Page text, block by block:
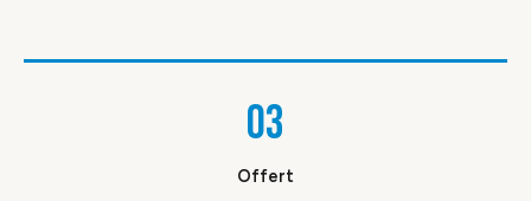
03
Offert